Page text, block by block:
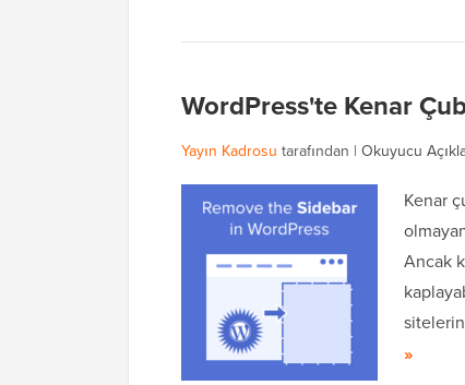
WordPress'te Kenar
Yayın Kadrosu tarafından | Okuyucu
Kenar
Ancak
»